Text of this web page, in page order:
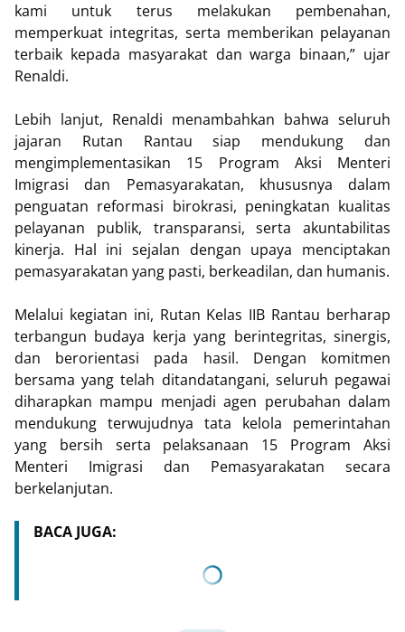
kami untuk terus melakukan pembenahan,
memperkuat integritas, serta memberikan pelayanan
terbaik kepada masyarakat dan warga binaan,” ujar
Renaldi.
Lebih lanjut, Renaldi menambahkan bahwa seluruh
jajaran Rutan Rantau siap mendukung dan
mengimplementasikan 15 Program Aksi Menteri
Imigrasi dan Pemasyarakatan, khususnya dalam
penguatan reformasi birokrasi, peningkatan kualitas
pelayanan publik, transparansi, serta akuntabilitas
kinerja. Hal ini sejalan dengan upaya menciptakan
pemasyarakatan yang pasti, berkeadilan, dan humanis.
Melalui kegiatan ini, Rutan Kelas IIB Rantau berharap
terbangun budaya kerja yang berintegritas, sinergis,
dan berorientasi pada hasil. Dengan komitmen
bersama yang telah ditandatangani, seluruh pegawai
diharapkan mampu menjadi agen perubahan dalam
mendukung terwujudnya tata kelola pemerintahan
yang bersih serta pelaksanaan 15 Program Aksi
Menteri Imigrasi dan Pemasyarakatan secara
berkelanjutan.
BACA JUGA: